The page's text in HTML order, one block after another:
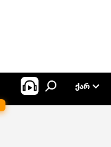
ᲥᲐᲠ